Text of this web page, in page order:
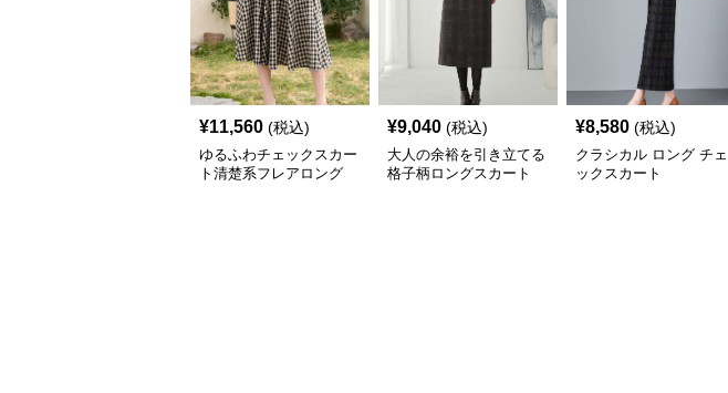
¥11,560 (税込)
ゆるふわチェックスカー
ト清楚系フレアロング
¥9,040 (税込)
大人の余裕を引き立てる
格子柄ロングスカート
¥8,580 (税込)
クラシカル ロング チェ
ックスカート